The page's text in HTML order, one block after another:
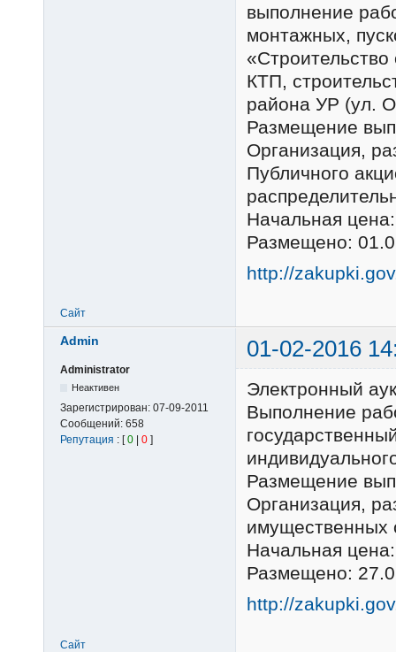
выполнение
монтажных,
КТП,
района УР (ул.
Размещение
Организация,
Публичного
Начальная
Размещено:
http://
Сайт
Admin 01-02-2016
Administrator
Неактивен
Зарегистрирован: 07-09-2011
Сообщений: 658
Репутация : [0 | 0 ]
Электронный
Выполнение
Размещение
Организация,
имущественных
Начальная
Размещено:
http://
Сайт